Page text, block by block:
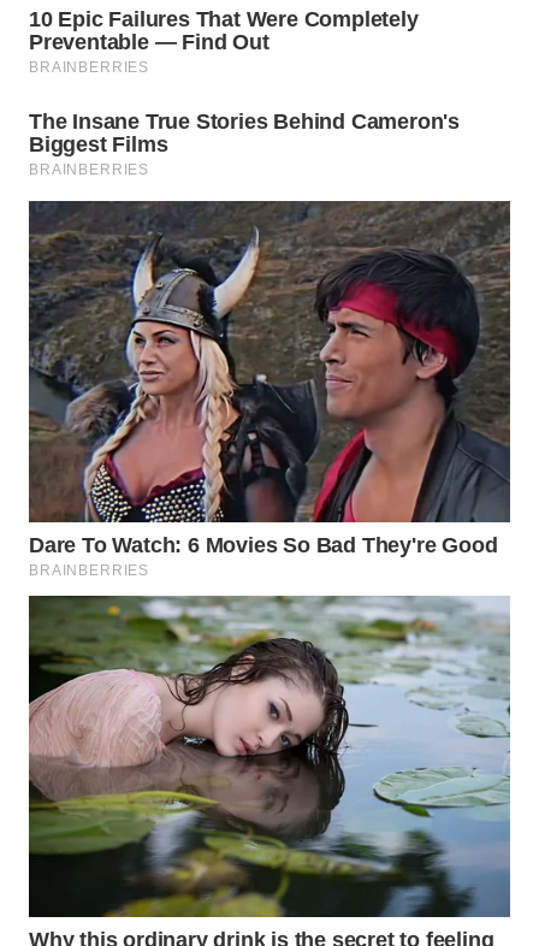
WAHANA
LISTRIK
TRAVEL
TV
WAHANANEWS
ID
WAHANANEWS
CO ID
WAHANANEWS
NET
WAHANA
SPORT
WAHANA
UMKM
WAHANA
SELEB
WAHANA
PERSONA
WAHANA
OTOMOTIF